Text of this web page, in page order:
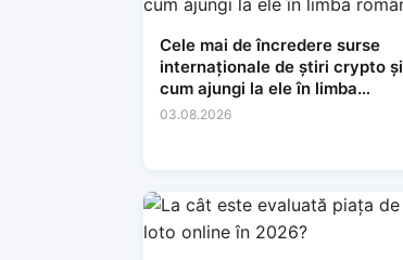
Cele mai de încredere surse
internaționale de știri crypto și
cum ajungi la ele în limba
română
03.08.2026